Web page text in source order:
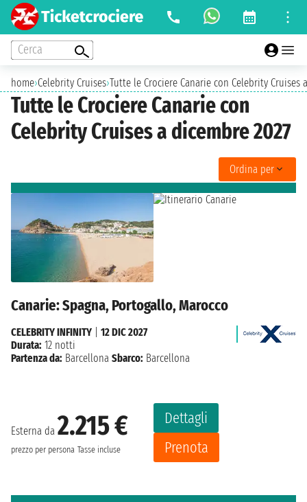
Cerca
home›Celebrity Cruises›Tutte le Crociere Canarie con Celebrity Cruises
Tutte le Crociere Canarie con
Celebrity Cruises a dicembre 2027
Ordina per
Canarie: Spagna, Portogallo, Marocco
Esterna da 2.215 €
prezzo per persona Tasse incluse
Dettagli
Prenota
CELEBRITY INFINITY
12 DIC 2027
Durata: 12 notti
Partenza da: Barcellona Sbarco: Barcellona